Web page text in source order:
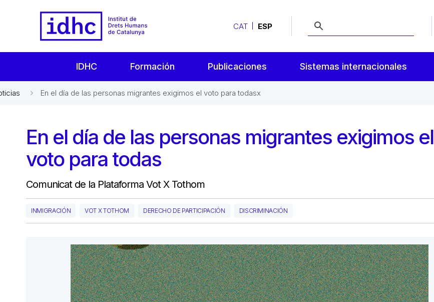
CAT ESP
IDHC Formación Publicaciones Sistemas internacionales
En el día de las personas migrantes exigimos el voto para todasx
En el día de las personas migrantes exigimos el
voto para todas
Comunicat de la Plataforma Vot X Tothom
INMIGRACIÓN VOT X TOTHOM DERECHO DE PARTICIPACIÓN DISCRIMINACIÓN